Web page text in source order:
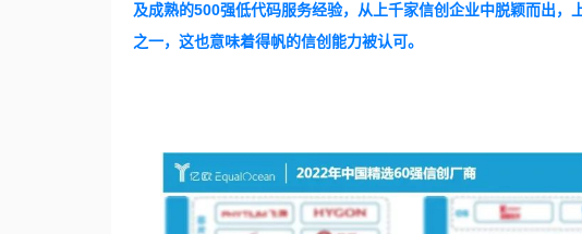
及成熟的500强低代码服务经验，从上千家信创企业中脱颖而出
之一，这也意味着得帆的信创能力被认可。